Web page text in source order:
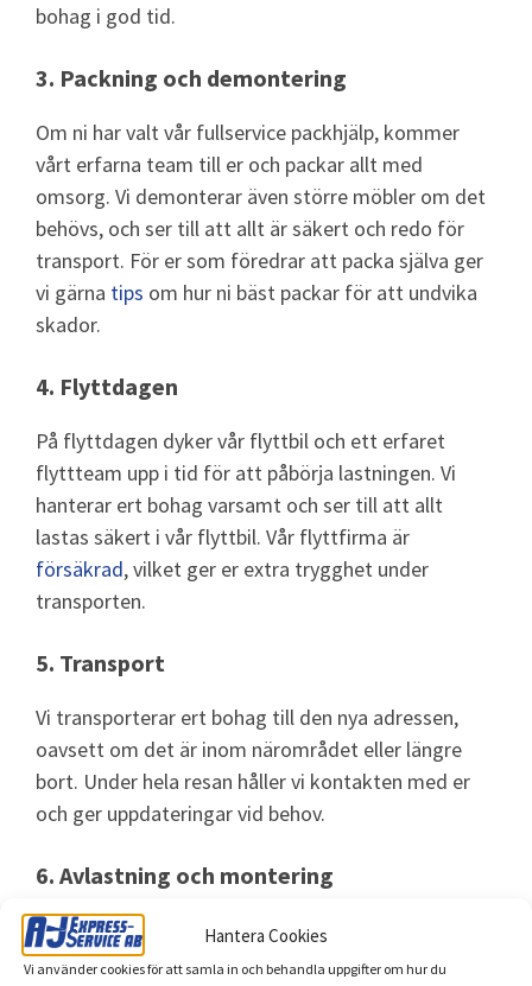
Hantera Cookies
Vi använder cookies för att samla in och behandla uppgifter om hur du
bohag i god tid.
3. Packning och demontering
Om ni har valt vår fullservice packhjälp, kommer
vårt erfarna team till er och packar allt med
omsorg. Vi demonterar även större möbler om det
behövs, och ser till att allt är säkert och redo för
transport. För er som föredrar att packa själva ger
vi gärna tips om hur ni bäst packar för att undvika
skador.
4. Flyttdagen
På flyttdagen dyker vår flyttbil och ett erfaret
flyttteam upp i tid för att påbörja lastningen. Vi
hanterar ert bohag varsamt och ser till att allt
lastas säkert i vår flyttbil. Vår flyttfirma är
försäkrad, vilket ger er extra trygghet under
transporten.
5. Transport
Vi transporterar ert bohag till den nya adressen,
oavsett om det är inom närområdet eller längre
bort. Under hela resan håller vi kontakten med er
och ger uppdateringar vid behov.
6. Avlastning och montering
När vi anländer till er nya bostad, ser vi till att alla
möbler och kartonger bärs in till rätt rum. Om ni